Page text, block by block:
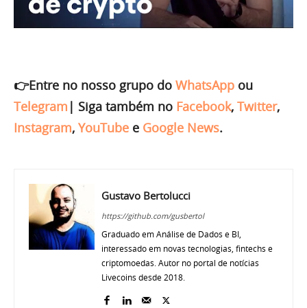
👉Entre no nosso grupo do WhatsApp ou
Telegram | Siga também no Facebook, Twitter,
Instagram, YouTube e Google News.
Gustavo Bertolucci
https://github.com/gusbertol
Graduado em Análise de Dados e BI,
interessado em novas tecnologias, fintechs e
criptomoedas. Autor no portal de notícias
Livecoins desde 2018.